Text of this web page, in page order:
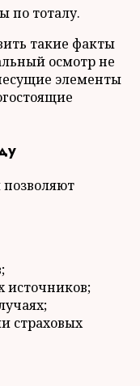
по тоталу.
такие факты
осмотр не
элементы
источников;
страховых